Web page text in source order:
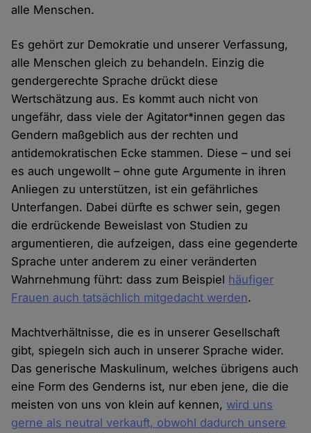
alle Menschen.
Es gehört zur Demokratie und unserer Verfassung,
alle Menschen gleich zu behandeln. Einzig die
gendergerechte Sprache drückt diese
Wertschätzung aus. Es kommt auch nicht von
ungefähr, dass viele der Agitator*innen gegen das
Gendern maßgeblich aus der rechten und
antidemokratischen Ecke stammen. Diese – und sei
es auch ungewollt – ohne gute Argumente in ihren
Anliegen zu unterstützen, ist ein gefährliches
Unterfangen. Dabei dürfte es schwer sein, gegen
die erdrückende Beweislast von Studien zu
argumentieren, die aufzeigen, dass eine gegenderte
Sprache unter anderem zu einer veränderten
Wahrnehmung führt: dass zum Beispiel häufiger
Frauen auch tatsächlich mitgedacht werden.
Machtverhältnisse, die es in unserer Gesellschaft
gibt, spiegeln sich auch in unserer Sprache wider.
Das generische Maskulinum, welches übrigens auch
eine Form des Genderns ist, nur eben jene, die die
meisten von uns von klein auf kennen, wird uns
gerne als neutral verkauft, obwohl dadurch unsere